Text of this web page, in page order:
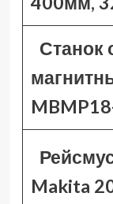
Станок
Makita